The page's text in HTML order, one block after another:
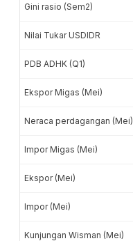
Gini rasio (Sem2)
Nilai Tukar USDIDR
PDB ADHK (Q1)
Ekspor Migas (Mei)
Neraca perdagangan (Mei)
Impor Migas (Mei)
Ekspor (Mei)
Impor (Mei)
Kunjungan Wisman (Mei)